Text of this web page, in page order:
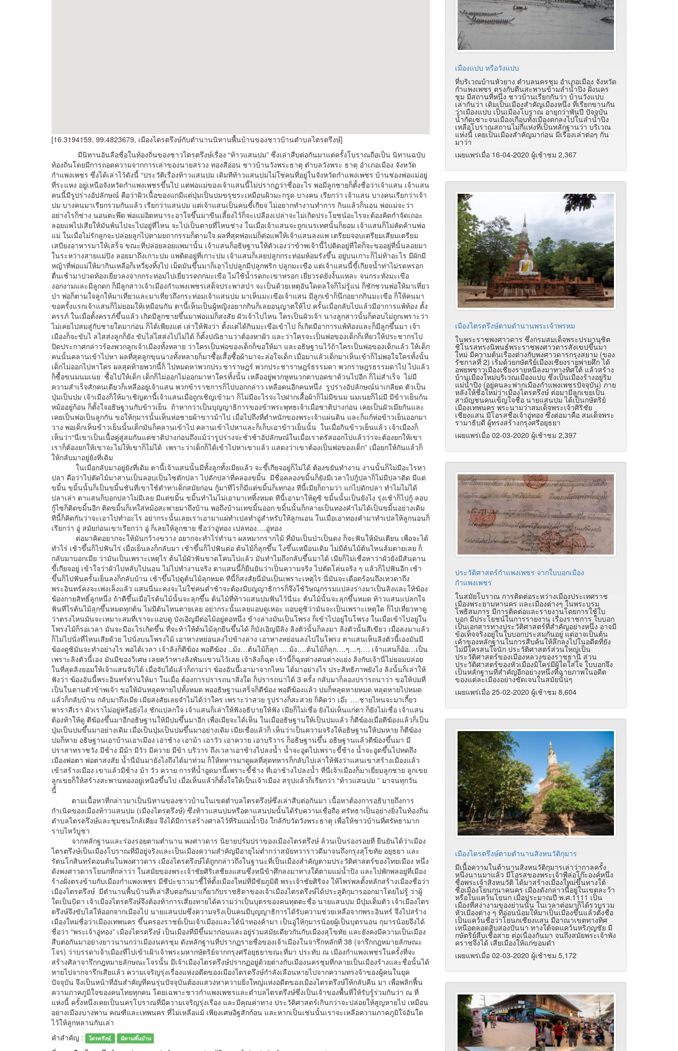
[16.3194159, 99.4823679, เมืองไตรตรึงษ์กับตำนานนิทานพื้นบ้านของชาวบ้านตำบลไตรตรึงษ์]
มีนิทานอันลือชื่อในท้องถิ่นของชาวไตรตรึงษ์เรื่อง “ท้าวแสนปม” ซึ่งเล่าสืบต่อกันมาแต่ครั้งโบราณถือเป็น นิทานฉบับ
ท้องถิ่นโดยมีการถอดความจากการเล่าของนายสรวง ทองสีอ่อน ชาวบ้านวังพระธาตุ ตำบลวังพระ ธาตุ อำเภอเมือง จังหวัด
กำแพงเพชร ซึ่งได้เล่าไว้ดังนี้ “ประวัติเรื่องท้าวแสนปม เดิมทีท้าวแสนปมไม่ใช่คนที่อยู่ในจังหวัดกำแพงเพชร บ้านช่องพ่อแม่อยู่
ที่ระแหง อยู่เหนือจังหวัดกำแพงเพชรขึ้นไป แต่พ่อแม่ของเจ้าแสนนี้ไม่ปรากฏว่าชื่ออะไร พอมีลูกชายก็ตั้งชื่อว่าเจ้าแสน เจ้าแสน
คนนี้มีรูปร่างอัปลักษณ์ คือว่าผิวเนื้อของแกมีแต่ปุ่มเป็นปมขรุขระเหมือนผิวมะกรูด บางคน เรียกว่า เจ้าแสน บางคนเรียกว่าเจ้า
ปม บางคนมาเรียกรวมกันแล้ว เรียกว่าแสนปม แต่เจ้าแสนเป็นคนขี้เกียจ ไม่อยากทำงานทำการ กินแล้วก็นอน พ่อแม่จะว่า
อย่างไรก็ช่าง นอนตะพึด พ่อแม่อิดหนาระอาใจขึ้นมาขืนเลี้ยงไว้ก็จะเปลืองเปล่าจะไม่เกิดประโยชน์อะไรจะต้องคิดกำจัดเถอะ
ลอยแพไปเสียให้มันพ้นไปจะไปอยู่ที่ไหน จะไปเป็นตายที่ไหนช่าง ในเมื่อเจ้าแสนจะถูกเนรเทศนั้นก็ยอม เจ้าแสนก็ไม่คัดค้านพ่อ
แม่ ในเมื่อไม่รักลูกจะปล่อยลูกไปตามยถากรรมก็ตามใจ ผลที่สุดพ่อแม่ก็ต่อแพให้เจ้าแสนลงแพ เตรียมจอบเตรียมเสียมเตรียม
เสบียงอาหารมาให้เสร็จ ขณะที่ปล่อยลอยแพมานั้น เจ้าแสนก็อธิษฐานให้ตัวเองว่าข้าพเจ้านี้ไปติดอยู่ที่ใดก็จะขออยู่ที่นั้นลอยมา
ในระหว่างสายแม่ปิง ลอยมาถึงเกาะปม แพติดอยู่ที่เกาะปม เจ้าแสนก็เลยปลูกกระท่อมห้อมรังขึ้น อยู่บนเกาะก็ไม่ท้าอะไร มีผักมี
หญ้าที่พ่อแม่ให้มากินเหลือก็เหวี่ยงทิ้งไป เม็ดมันขึ้นมาก็เอาไปปลูกมีปลูกพริก ปลูกมะเขือ แต่เจ้าแสนนี้ขี้เกียจน้ำท่าไม่รดหรอก
ตื่นเช้ามาปวดท้องเยี่ยวลงจากกระท่อมไปเยี่ยวรดกกมะเขือ ไม่ใช้น้ำรดกะเขาหรอก เยี่ยวรดยังงั้นแหละ จนกระทั่งมะเขือ
งอกงามและมีลูกดก ก็มีลูกสาวเจ้าเมืองกำแพงเพชรเสด็จประพาสป่า จะเป็นด้วยเหตุอันใดดลใจก็ไม่รู้แน่ ก็ชักชวนพ่อให้มาเที่ยว
ป่า พ่อก็ตามใจลูกให้มาเที่ยวและมาเที่ยวถึงกระท่อมเจ้าแสนปม มาเห็นมะเขือเจ้าแสน มีลูกเข้าก็นึกอยากกินมะเขือ ก็ให้คนมา
ขอครั้งแรกเจ้าแสนก็ไม่ยอมให้เหมือนกัน ตานี้เห็นเป็นผู้หญิงอยากกินก็เลยอนุญาตให้ไป ครั้นเมื่อกลับไปแล้วมีอาการแพ้ท้อง ตั้ง
ครรภ์ ในเมื่อตั้งครรภ์ขึ้นแล้ว เกิดมีลูกชายขึ้นมาพ่อแม่ก็สงสัย ผัวเจ้าไปไหน ใครเป็นผัวเจ้า นางลูกสาวนั้นก็ตอบไม่ถูกเพราะว่า
ไม่เคยไปสมสู่กับชายใดมาก่อน ก็ได้เพียงแต่ เล่าให้ฟังว่า ตั้งแต่ได้กินมะเขือเข้าไป ก็เกิดมีอาการแพ้ท้องและก็มีลูกขึ้นมา เจ้า
เมืองก็จะขับไ ลไสส่งลูกก็ยัง ขับไล่ไสส่งไปไม่ได้ ก็ตั้งปณิธานว่าต้องหาผัว และว่าใครจะเป็นพ่อของเด็กก็เที่ยวให้ประชากรไป
ปิดประกาศกล่าวร้องพวกลูกเจ้าเมืองทั้งหลาย ว่าใครเป็นพ่อของเด็กก็ขอให้มา และอธิษฐานไว้ถ้าใครเป็นพ่อของเด็กแล้ว ให้เด็ก
คนนั้นคลานเข้าไปหา ผลที่สุดลูกขุนนางทั้งหลายก็มาซื้อเสื้อซื้อผ้ามาจะล่อใจเด็ก เมื่อมาแล้วเด็กมาเห็นเข้าก็ไม่พอใจใครทั้งนั้น
เด็กไม่ออกไปหาใคร ผลสุดท้ายพวกนี้ก็ ไปหมดหาพวกประชาราษฎร์ พวกประชาราษฎร์ธรรมดา พวกราษฎรธรรมดาไป ไปแล้ว
ก็ซื้อขนมนมเนย ซื้อไปให้เด็ก เด็กก็ไม่ออกไม่ออกมาหาใครทั้งนั้น เหลืออยู่พวกหูหนวกตาบอดขาด้วนไปอีก ก็ไม่สำเร็จ ไม่มี
ความสำเร็จสักคนเดียวก็เหลืออยู่เจ้าแสน พวกข้าราชการก็ไปบอกกล่าว เหลือคนอีกคนหนึ่ง รูปร่างอัปลักษณ์น่าเกลียด ตัวเป็น
ปุ่มเป็นปม เจ้าเมืองก็ให้มาเชิญตานี้เจ้าแสนเมื่อถูกเชิญเข้ามา ก็ไม่มีอะไรจะไปฝากเสื้อผ้าก็ไม่มีขนม นมเนยก็ไม่มี มีข้าวเย็นก้น
หม้ออยู่ก้อน ก็ตั้งใจอธิษฐานกับข้าวเย็น ถ้าหากว่าเป็นบุญญาธิการของข้าพระพุทธเจ้าเมื่อชาติปางก่อน เคยเป็นผัวเมียกันและ
เคยเป็นพ่อเป็นลูกกัน ขอให้กุมารนั้นเห็นห่อชายผ้าขาวม้าไป เมื่อไปถึงที่ตำหนักของพระเจ้าแผ่นดิน และก็แก้ห่อข้าวเย็นออกมา
วาง พอเด็กเห็นข้าวเย็นนั้นเด็กมันก็คลานเข้าไป คลานเข้าไปหาและก็เก็บเอาข้าวเย็นนั้น ในเมื่อกินข้าวเย็นแล้ว เจ้าเมืองก็
เห็นว่า“นี่เขาเป็นเนื้อคู่สู่สมกันแต่ชาติปางก่อนถึงแม้ว่ารูปร่างจะชั่วช้าอัปลักษณ์ในเมื่อเราตรัสออกไปแล้วว่าจะต้องยกให้เขา
เราก็ต้องยกให้เขาจะไม่ให้เขาก็ไม่ได้ เพราะว่าเด็กก็ได้เข้าไปหาเขาแล้ว แสดงว่าเขาต้องเป็นพ่อของเด็ก” เมื่อยกให้กันแล้วก็
ให้กลับมาอยู่ยังที่เดิม
ในเมื่อกลับมาอยู่ยังที่เดิม ตานี้เจ้าแสนนั้นมีทั้งลูกทั้งเมียแล้ว จะขี้เกียจอยู่ก็ไม่ได้ ต้องขยันทำงาน งานนั้นก็ไม่มีอะไรหา
ปลา คือว่าไปตัดไม้มาสานเป็นลอบเป็นไซดักปลา ไปดักปลาที่คลองขมิ้น มีชื่อคลองขมิ้นก็ยังมีเวลาไปกู้ปลาก็ไม่มีปลาติด มีแต่
ขมิ้น ขมิ้นนั้นก็เป็นขมิ้นชันที่เขาใช้ตำทาเด็กสมัยก่อน กู้มาทีไรก็มีแต่ขมิ้นก็เทกอง ทีนี้เมียก็ถามว่า แกไปดักปลา ทำไมไม่ได้
ปลาเล่า ตาแสนก็บอกปลาไม่มีเลย มีแต่ขมิ้น ขมิ้นทำไมไม่เอามาเททิ้งหมด ทีนี้เอามาให้ดูซิ ขมิ้นนั้นเป็นยังไง รุ่งเช้าก็ไปกู้ ลอบ
กู้ไซก็ติดขมิ้นอีก ติดขมิ้นก็เทใส่หม้อสะพายมาถึงบ้าน พอถึงบ้านเทขมิ้นออก ขมิ้นนั้นก็กลายเป็นทองคำไม่ได้เป็นขมิ้นอย่างเดิม
ทีนี้ก็คิดกันว่าจะเอาไปทำอะไร อย่ากระนั้นเลยเราเอามาแผ่ทำเปลทำอู่สำหรับให้ลูกนอน ในเมื่อเอาทองคำมาทำเปลให้ลูกนอนก็
เรียกว่า อู่ สมัยก่อนเขาเรียกว่า อู่ ก็เลยให้ลูกชาย ชื่อว่าอู่ทอง เปลทอง….อู่ทอง
ต่อมาคิดอยากจะให้มันกว้างขวาง อยากจะทำไร่ทำนา ผลหมากรากไม้ ที่มันเป็นป่าเป็นดง ก็จะฟันให้มันเตียน เพื่อจะได้
ทำไร่ เช้าขึ้นก็ไปฟันไร่ เมื่อเย็นลงก็กลับมา เช้าขึ้นก็ไปฟันต่อ ต้นไม้ก็ลุกขึ้น โงขึ้นเหมือนเดิม ไม่มีต้นไม้ต้นไหนล้มตายเลย ก็
กลับมาบอกเมีย ว่ามันเป็นเพราะเหตุไร ต้นไม้ผัวฟันขาดโคนไปแล้ว มันทำไมถึงกลับขึ้นมาได้ เมียก็ไม่เชื่อหาว่าผัวยังมีสันดาน
ขี้เกียจอยู่ เข้าใจว่าผัวไปหลับไปนอน ไม่ไปทำงานจริง ตาแสนนี้ก็ยืนยันว่าเป็นความจริง ไปตัดโค่นจริง ๆ แล้วก็ไปฟันอีก เช้า
ขึ้นก็ไปฟันครั้นเย็นลงก็กลับบ้าน เช้าขึ้นไปดูต้นไม้ลุกหมด ทีนี้ก็สงสัยนี่มันเป็นเพราะเหตุไร นี่มันจะเดือดร้อนถึงเทวดาถึง
พระอินทร์คงจะเพ่งเล็งแล้ว แสนนี่นะคงจะไม่ใช่คนต่ำช้าจะต้องมีบญญาธิการก็จึงใช้วิษณุกรรมแปลงร่างมาเป็นลิงและให้ฆ้อง
ฆ้องกายสิทธิ์ลูกหนึ่ง ถ้าตีขึ้นเมื่อไรต้นไม้นั้นจะลุกขึ้น ต้นไม้ที่ท้าวแสนปมฟันไว้นี่นะ ต้นไม้นั้นจะลุกขึ้นหมด ท้าวแสนแปลกใจ
ฟันทีไรต้นไม้ลุกขึ้นหมดทุกต้น ไม่มีต้นไหนตายเลย อย่ากระนั้นเลยแอบดูเหอะ แอบดูซิว่ามันจะเป็นเพราะเหตุใด ก็ไปเที่ยวหาดู
ว่าตรงไหนมันจะเหมาะสมที่เราจะแอบดู บังเอิญมีต่อไม้อยู่ตอหนึ่ง ข้างล่างมันเป็นโพรง ก็เข้าไปอยู่ในโพรง ในเมื่อเข้าไปอยู่ใน
โพรงไม้ก็รอเวลา มันจะมีอะไรเกิดขึ้น ที่จะท้าให้ต้นไม้ลุกยืนขึ้นได้ ก็บังเอิญมีลิง ลิงตัวนั้นก็ลงมา ลิงตัวนั้นสีเขียว เมื่อลงมาแล้ว
ก็ไม่ไปนั่งที่ไหนเสียด้วย ไปนั่งบนโพรงไม้ เอาหางหย่อนลงไปข้างล่าง เอาหางหย่อนลงไปในโพรง ตาแสนเห็นลิงตัวนี้เองมันมี
ฆ้องดูซิมันจะทำอย่างไร พอได้เวลา เจ้าลิงก็ตีฆ้อง พอตีฆ้อง ..ม้ง…ต้นไม้ก็ลุก … ม้ง….ต้นไม้ก็ลุก….ๆ…ๆ…. เจ้าแสนก็อ้อ…เป็น
เพราะลิงตัวนี้เอง มันมีของวิเศษ เลยคว้าหางลิงพันแขวนไว้เลย เจ้าลิงก็ฉุด เจ้านี้ก็ฉุดต่างคนต่างแย่ง ลิงกับเจ้านี่ไม่ยอมปล่อย
ในที่สุดลิงยอมให้เจ้าแสนจับได้ เมื่อจับได้แล้วก็ถามว่า ฆ้องอันนี้เอามาจากไหน ได้มาอย่างไร ประสิทธิภาพยังไง ลิงนั้นก็เล่าให้
ฟังว่า ฆ้องอันนี้พระอินทร์ท่านให้มา ในเมื่อ ต้องการปรารถนาสิ่งใด ก็ปรารถนาได้ 3 ครั้ง กลับมาก็ลองปรารถนาว่า ขอให้ปมที่
เป็นในตามตัวข้าพเจ้า ขอให้มันหลุดหายไปทั้งหมด พออธิษฐานเสร็จก็ตีฆ้อง พอตีฆ้องแล้ว ปมก็หลุดหายหมด หลุดหายไปหมด
แล้วก็กลับบ้าน กลับมาถึงเมีย เมียสงสัยเลยจำไม่ได้ว่าใคร เพราะว่าสวย รูปร่างก็สะสวย ก็คิดว่า เอ๊ะ ….ชายไหนจะมาเกี้ยว
พาราสีเรา ผัวเราไม่อยู่หรือยังไง ชักแปลกใจ เจ้าแสนก็เล่าให้ฟังอธิบายให้ฟัง เมียก็ไม่เชื่อ ยังไม่เห็นแก่ตา ก็ยังไม่เชื่อ เจ้าแสน
ต้องท้าให้ดู ตีฆ้องขึ้นมาอีกอธิษฐานให้มีปมขึ้นมาอีก เพื่อเมียจะได้เห็น ในเมื่ออธิษฐานให้เป็นปมแล้ว ก็ตีฆ้องเมื่อตีฆ้องแล้วก็เป็น
ปุ่มเป็นปมขึ้นมาอย่างเดิม เมื่อเป็นปุ่มเป็นปมขึ้นมาอย่างเดิม เมียเชื่อแล้วก็ เห็นว่าเป็นความจริงให้อธิษฐานให้ปมหาย ก็ตีฆ้อง
ปมก็หาย อธิษฐานเอาบ้านเอาเมือง เอาช้าง เอาม้า เอาวัว เอาควาย เอาบริวาร ก็อธิษฐานขึ้น อธิษฐานแล้วตีฆ้องขึ้นมา มี
ปราสาทราชวัง มีช้าง มีม้า มีวัว มีควาย มีข้า บริวาร ถึงเวลาเอาช้างไปลงน้ำ น้ำจะอูดไปเพราะขี้ช้าง น้ำจะอูดขึ้นไปทดถึง
เมืองพ่อตา พ่อตาสงสัย น้ำนี่มันมายังไงถึงได้มาท่วม ก็ให้ทหารมาดูผลที่สุดทหารก็กลับไปเล่าให้ฟังว่าแสนเขาสร้างเมืองแล้ว
เข้าสร้างเมือง เขาแล้วมีช้าง ม้า วัว ควาย การที่น้ำอูดมานี้เพราะขี้ช้าง ที่เอาช้างไปลงน้ำ ที่นี่เจ้าเมืองก็มาเยี่ยมลูกชาย ลูกเขย
ลูกเขยก็ให้สร้างสะพานทองอยู่เหนือขึ้นไป เมื่อเห็นแล้วก็ตั้งใจให้เป็นเจ้าเมือง สรุปแล้วก็เรียกว่า “ท้าวแสนปม ” มาจนทุกวัน
นี้
ตามเนื้อหาที่กล่าวมาเป็นนิทานของชาวบ้านในเขตตำบลไตรตรึงษ์ซึ่งเล่าสืบต่อกันมา เนื้อหาต้องการอธิบายถึงการ
กำเนิดของเมืองท้าวแสนปม (เมืองไตรตรึงษ์) ซึ่งท้าวแสนปมหรือตาแสนปมนั้นได้รับความเชื่อถือ ศรัทธาเป็นอย่างยิ่งในท้องถิ่น
ตำบลไตรตรึงษ์และชุมชนใกล้เคียง จึงได้มีการสร้างศาลไว้ที่ริมแม่น้ำปิง ใกล้กับวัดวังพระธาตุ เพื่อให้ชาวบ้านที่ศรัทธามาก
ราบไหว้บูชา
จากหลักฐานและร่องรอยตามตำนาน พงศาวดาร นิยายปรัมปราของเมืองไตรตรึงษ์ ล้วนเป็นร่องรอยที่ ยืนยันได้ว่าเมือง
ไตรตรึงษ์เป็นเมืองโบราณที่มีอยู่จริงและเป็นเมืองความสำคัญมีอายุไม่ต่ำกว่าสมัยทวาราวดีมาจนถึงกรุงสุโขทัย อยุธยา และ
รัตนโกสินทร์ตอนต้นในพงศาวดาร เมืองไตรตรึงษ์ได้ถูกกล่าวถึงในฐานะที่เป็นเมืองสำคัญตามประวัติศาสตร์ของไทยเมือง หนึ่ง
ดังพงศาวดารโยนกที่กล่าว่า ในสมัยของพระเจ้าชัยศิริเสชียงแสนซึ่งหนีข้าศึกลงมาทางใต้ตามแม่น้ำปิง และไปพักพลอยู่ที่เมือง
ร้างฝั่งตรงข้ามกับเมืองกำแพงเพชร มีชีปะขาวมาชี้ให้ตั้งเมืองใหม่ที่มีชัยภูมิดี พระเจ้าชัยศิริจง ให้ไพร่พลตั้งหลักสร้างเมืองชื่อว่า
เมืองไตรตรึงษ์ มีตำนานพื้นบ้านที่เล่าสืบต่อกันมาเกี่ยวกับราชธิดาของเจ้าเมืองไตรตรึงษ์ได้ประสูติกุมารออกมาโดยไม่รู้ ว่าผู้
ใดเป็นบิดา เจ้าเมืองไตรตรึงษ์จึงต้องท้าการเสี่ยงทายได้ความว่าเป็นบุตรของคนทุตตะชื่อ นายแสนปม มีปุ่มเต็มตัว เจ้าเมืองไตร
ตรึงษ์จึงขับไล่ให้ออกจากเมืองไป นายแสนปมซึ่งความจริงเป็นคนมีบุญญาธิการได้รับความช่วยเหลือจากพระอินทร์ จึงไปสร้าง
เมืองใหม่ชื่อว่าเมืองเทพนคร ขึ้นครองราชย์เป็นเจ้าเมืองและได้น้าทองค้ามา เป็นอู่ให้กุมารน้อยผู้เป็นบุตรนอน กุมารน้อยจึงได้
ชื่อว่า “พระเจ้าอู่ทอง” เมืองไตรตรึงษ์ เป็นเมืองที่มีขึ้นมาก่อนและอยู่ร่วมสมัยเดียวกันกับเมืองสุโขทัย และยังคงมีความเป็นเมือง
สืบต่อกันมาอย่างยาวนานกว่าเมืองนครชุม ดังหลักฐานที่ปรากฏรายชื่อของเจ้าเมืองในจารึกหลักที่ 38 (จารึกกฎหมายลักษณะ
โจร) ว่าบรรดาเจ้าเมืองที่ไปเข้าเฝ้าเจ้าพระมหากษัตริย์จากกรุงศรีอยุธยาขณะที่มา ประทับ ณ เมืองกำแพงเพชรในครั้งที่จะ
สร้างศิลาจารึกกฎหมายลักษณะโจรนั้น มีเจ้าเมืองไตรตรึงษ์ปรากฏอยู่ด้วยต่างกับเมืองนครชุมที่กลายเป็นเมืองร้างและชื่อนั้นได้
หายไปจากจารึกเสียแล้ว ความเจริญรุ่งเรื่องแห่งอดีตของเมืองไตรตรึงษ์กำลังเลือนหายไปจากความทรงจ้าของผู้คนในยุค
ปัจจุบัน จึงเป็นหน้าที่อันสำคัญที่คนรุ่นปัจจุบันต้องแสวงหาความยิ่งใหญ่แห่งอดีตของเมืองไตรตรึงษ์ให้กลับคืน มา เพื่อพลิกฟื้น
ความภาคภูมิใจของคนไทยทุกคน โดยเฉพาะชาวกำแพงเพชรและตำบลไตรตรึงษ์ซึ่งเป็นเจ้าของพื้นที่ให้รับรู้ร่วมกันว่า ณ ที่
แห่งนี้ ครั้งหนึ่งเคยเป็นนครโบราณที่มีความเจริญรุ่งเรือง และมีคุณค่าทาง ประวัติศาสตร์เกินกว่าจะปล่อยให้สูญหายไป เหมือน
อย่างเมืองบางพาน คณฑีและเทพนคร ที่ไม่เหลือแม้ เพียงเศษอิฐสักก้อน และหากเป็นเช่นนั้นเราจะเหลือความภาคภูมิใจอันใด
ไว้ให้ลูกหลานกันเล่า
คำสำคัญ :
ไตรตรึงษ์, นิทานพื้นบ้าน
เมืองแปบ หรือวังแปบ
ที่บริเวณบ้านหัวยาง ตำบลนครชุม อำเภอเมือง จังหวัด
กำแพงเพชร ตรงกับตีนสะพานข้ามลำน้ำปิง ฝั่งนคร
ชุม มีสถานที่หนึ่ง ชาวบ้านเรียกกันว่า บ้านวังแปบ
เล่ากันว่า เดิมเป็นเมืองสำคัญเมืองหนึ่ง ที่เรียกขานกัน
ว่าเมืองแปบ เป็นเมืองโบราณ อายุกว่าพันปี ปัจจุบัน
น้ำกัดเซาะจนเมืองเกือบทั้งเมืองตกลงไปในลำน้ำปิง
เหลือโบราณสถานไม่กี่แห่งที่เป็นหลักฐานว่า บริเวณ
แห่งนี้ เคยเป็นเมืองสำคัญมาก่อน มีเรื่องเล่าต่อๆ กัน
มาว่า
เผยแพร่เมื่อ 16-04-2020 ผู้เช้าชม 2,367
เมืองไตรตรึงษ์ตามตำนานพระเจ้าพรหม
ในพระราชพงศาวดาร ซึ่งกรมสมเด็จพระปรมานุชิต
ชิโนรสทรงนิพนธ์พระราชพงศาวดารสังเขปขึ้นมา
ใหม่ มีความต้นเรื่องต่างกับพงศาวดารกรุงสยาม (ของ
รัชกาลที่ 2) เริ่มด้วยกษัตริย์เมืองเชียงรายพ่ายศึก ได้
อพยพชาวเมืองเชียงรายหนีลงมาทางทิศใต้ แล้วสร้าง
บ้านเมืองใหม่บริเวณเมืองแปบ ซึ่งเป็นเมืองร้างอยู่ริม
แม่น้ำปิง (อยู่คนละฟากเมืองกำแพงเพชรปัจจุบัน) ภาย
หลังให้ชื่อใหม่ว่าเมืองไตรตรึงษ์ ต่อมามีลูกเขยเป็น
สามัญชนคนเข็ญใจชื่อ นายแสนปม ได้เป็นกษัตริย์
เมืองเทพนคร พระนามว่าสมเด็จพระเจ้าศิริชัย
เชียงแสน มีโอรสชื่อเจ้าอู่ทอง ซึ่งต่อมาคือ สมเด็จพระ
รามาธิบดี ผู้ทรงสร้างกรุงศรีอยุธยา
เผยแพร่เมื่อ 02-03-2020 ผู้เช้าชม 2,397
ประวัติศาสตร์กำแพงเพชร จากใบบอกเมือง
กำแพงเพชร
ในสมัยโบราณ การติดต่อระหว่างเมืองประเทศราช
เมืองพระยามหานคร และเมืองต่างๆ ในพระบรม
โพธิสมภาร มีการติดต่อและรายงานโดยการใช้ใบ
บอก มีประโยชน์ในการรายงาน เรื่องราชการ ใบบอก
เป็นเอกสารทางประวัติศาสตร์ที่สำคัญอย่างหนึ่ง อาจมี
ข้อเท็จจริงอยู่ในใบบอกประสมกันอยู่ แต่อาจเป็นต้น
เค้าของหลักฐานในการสืบค้นให้ลึกลงไปในอดีตที่ยัง
ไม่มีใครสนใจนัก ประวัติศาสตร์ส่วนใหญ่เป็น
ประวัติศาสตร์ของเมืองหลวงของราชธานี ส่วน
ประวัติศาสตร์ของหัวเมืองมิใคร่มีผู้ใดใส่ใจ ใบบอกจึง
เป็นหลักฐานที่สำคัญอีกอย่างหนึ่งที่ฉายภาพในอดีต
ของแต่ละเมืองอย่างชัดเจนในสมัยนั้นๆ
เผยแพร่เมื่อ 25-02-2020 ผู้เช้าชม 8,604
เมืองไตรตรึงษ์ตามตำนานสิงหนวัติกุมาร
มีเนื้อความในต้านานสิงหนวัติกุมารเล่าว่ากาลครั้ง
หนึ่งนานมาแล้ว มีโอรสของพระเจ้าพีล่อโก๊ะองค์หนึ่ง
ชื่อพระเจ้าสิงหนวัติ ได้มาสร้างเมืองใหม่ขึ้นทางใต้
ชื่อเมืองโยนกนาคนคร เมืองดังกล่าวนี้อยู่ในเขตละว้า
หรือในแคว้นโยนก เมื่อประมาณปี พ.ศ.1111 เป็น
เมืองที่สง่างามของย่านนั้น ในเวลาต่อมาก็ได้รวบรวม
หัวเมืองต่าง ๆ ที่อ่อนน้อมให้มาเป็นเมืองขึ้นแล้วตั้งชื่อ
เป็นแคว้นชื่อว่าโยนกเชียงแสน มีอาณาเขตทางทิศ
เหนือตลอดสิบสองปันนา ทางใต้จดแคว้นหริภุญชัย มี
กษัตริย์สืบเชื้อสาย ต่อเนื่องกันมา จนถึงสมัยพระเจ้าพัง
คราชจึงได้ เสียเมืองให้แก่ขอมดำ
เผยแพร่เมื่อ 02-03-2020 ผู้เช้าชม 5,172